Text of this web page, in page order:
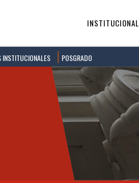
INSTITUCIONAL
INSTITUCIONALES POSGRADO